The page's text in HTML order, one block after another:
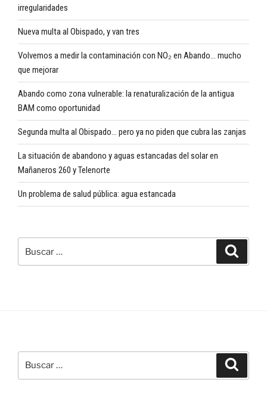
irregularidades
Nueva multa al Obispado, y van tres
Volvemos a medir la contaminación con NO₂ en Abando… mucho
que mejorar
Abando como zona vulnerable: la renaturalización de la antigua
BAM como oportunidad
Segunda multa al Obispado… pero ya no piden que cubra las zanjas
La situación de abandono y aguas estancadas del solar en
Mañaneros 260 y Telenorte
Un problema de salud pública: agua estancada
por: